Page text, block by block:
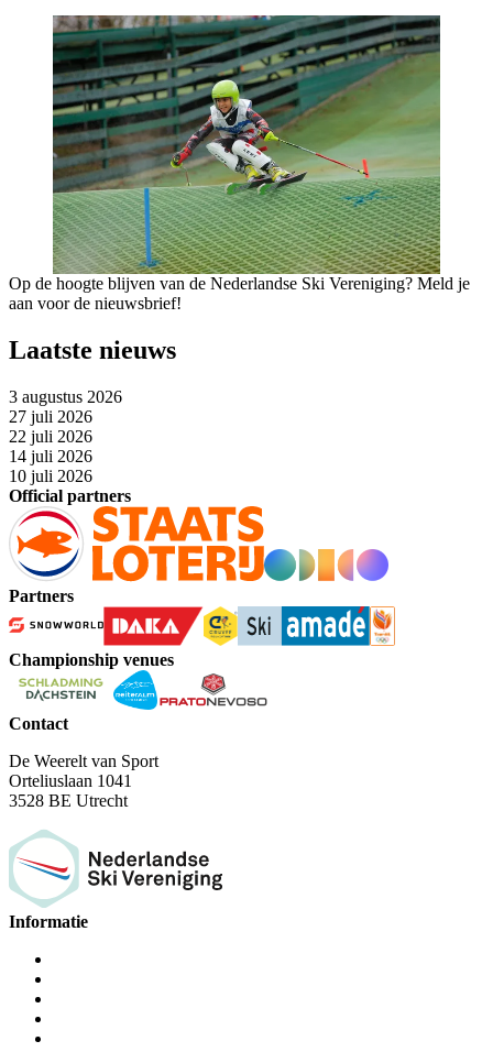
Op de hoogte blijven van de Nederlandse Ski Vereniging? Meld je
aan voor de nieuwsbrief!
Laatste nieuws
3 augustus 2026
27 juli 2026
22 juli 2026
14 juli 2026
10 juli 2026
Official partners
Partners
Championship venues
Contact
De Weerelt van Sport
Orteliuslaan 1041
3528 BE Utrecht
Informatie